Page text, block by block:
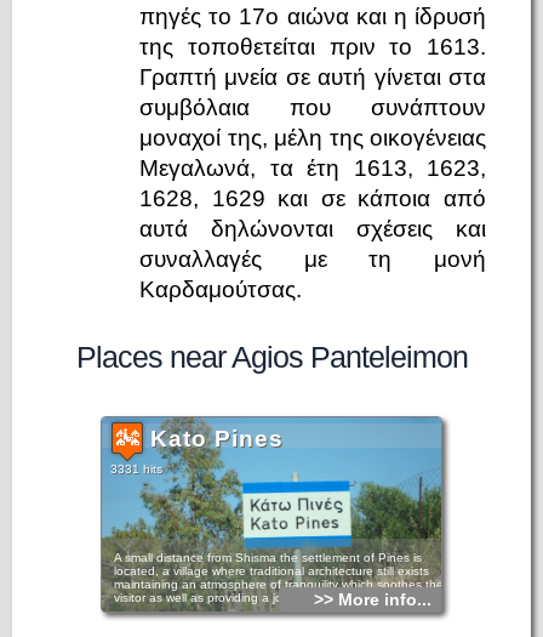
πηγές το 17ο αιώνα και η ίδρυσή
της τοποθετείται πριν το 1613.
Γραπτή μνεία σε αυτή γίνεται στα
συμβόλαια που συνάπτουν
μοναχοί της, μέλη της οικογένειας
Μεγαλωνά, τα έτη 1613, 1623,
1628, 1629 και σε κάποια από
αυτά δηλώνονται σχέσεις και
συναλλαγές με τη μονή
Καρδαμούτσας.
Places near Agios Panteleimon
Kato Pines
3331 hits
A small distance from Shisma the settlement of Pines is
located, a village where traditional architecture still exists
maintaining an atmosphere of tranquility which soothes the
visitor as well as providing a journey back in time.
>> More info...